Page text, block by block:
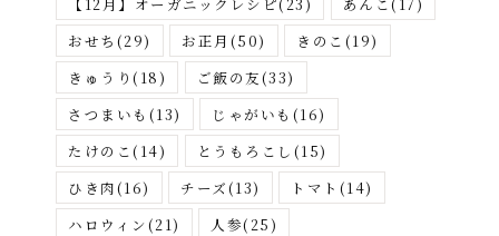
おせち (29) お正月 (50) きのこ (19)
きゅうり (18) ご飯の友(33)
さつまいも (13) じゃがいも (16)
たけのこ(14) とうもろこし (15)
ひき肉(16) チーズ(13) トマト (14)
ハロウィン(21) 人参(25)